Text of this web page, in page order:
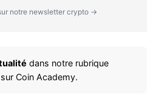
notre newsletter crypto →
dans notre rubrique
sur Coin Academy.